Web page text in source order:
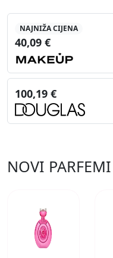
NAJNIŽA CIJENA
40,09 €
100,19 €
NOVI PARFEMI